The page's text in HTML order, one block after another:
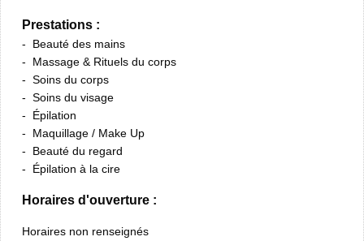
Prestations :
Beauté des mains
Massage & Rituels du corps
Soins du corps
Soins du visage
Épilation
Maquillage / Make Up
Beauté du regard
Épilation à la cire
Horaires d'ouverture :
Horaires non renseignés